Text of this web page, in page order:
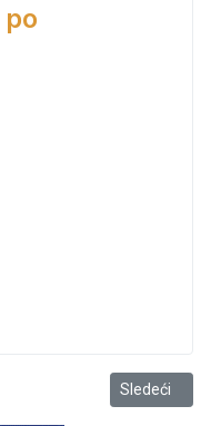
muziku i zalazak
Sledeći
Sledeći